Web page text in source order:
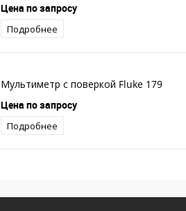
Цена по запросу
Подробнее
Мультиметр с поверкой Fluke 179
Цена по запросу
Подробнее